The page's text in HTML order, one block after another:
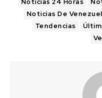
Noticias De
Tendencias